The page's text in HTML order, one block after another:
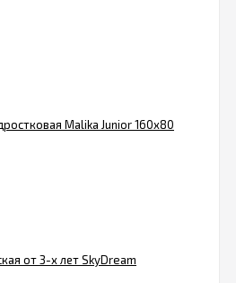
Malika Junior 160х80
от 3-х лет SkyDream